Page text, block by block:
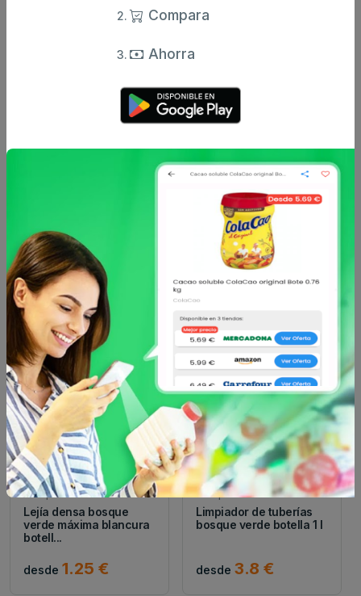
desde
Pastillas desinfectantes
multiusos orache bote...
desde 1.6 €
Bosque verde
Lejía con detergente y
perfume bosque verde
bot...
1.15 €
Bosque verde
Lejía densa bosque
verde máxima blancura
botell...
desde 1.25 €
Bosque verde
Limpiador de tuberías
bosque verde botella 1 l
desde 3.8 €
Compara
Ahorra